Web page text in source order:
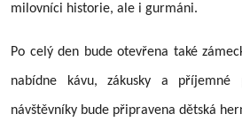
milovníci historie, ale i gurmáni.
Po celý den bude otevřena také
nabídne kávu, zákusky a příjemné
návštěvníky bude připravena dětská